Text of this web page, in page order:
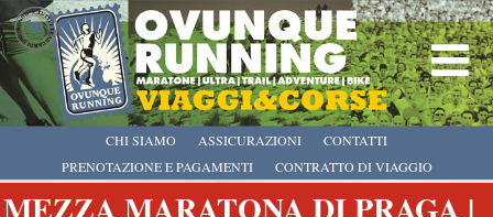
CHI SIAMO
PRENOTAZIONE E PAGAMENTI
CONTRATTO DI VIAGGIO
ASSICURAZIONI CONTATTI